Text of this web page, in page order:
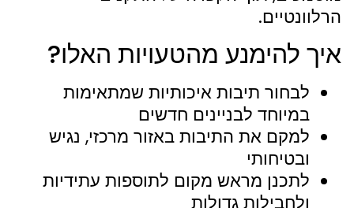
הרלוונטיים.
איך להימנע מהטעויות האלו?
לבחור תיבות איכותיות שמתאימות
במיוחד לבניינים חדשים
למקם את התיבות באזור מרכזי, נגיש
ובטיחותי
לתכנן מראש מקום לתוספות עתידיות
ולחבילות גדולות